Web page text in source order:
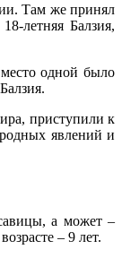
Там же принял
летняя Балзия,
одной было
приступили к
явлений и
а может –
– 9 лет.